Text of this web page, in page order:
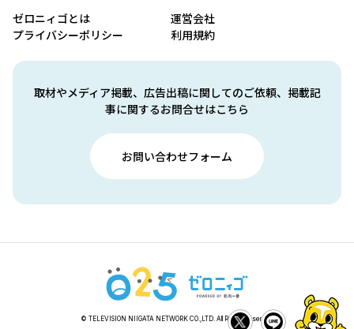
取材やメディア掲載、広告出稿に関してのご依頼、掲載記
事に関するお問合せはこちら
お問い合わせフォーム
ゼロニィゴとは
運営会社
プライバシーポリシー
利用規約
© TELEVISION NIIGATA NETWORK CO.,LTD. All Rights Reserved